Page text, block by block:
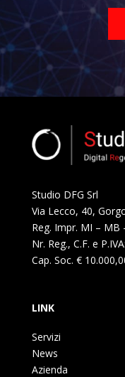
Studio DFG Srl
Via Lecco, 40,
Reg. Impr. MI – MB
Nr. Reg., C.F. e
Cap. Soc. €
LINK
Servizi
News
Azienda